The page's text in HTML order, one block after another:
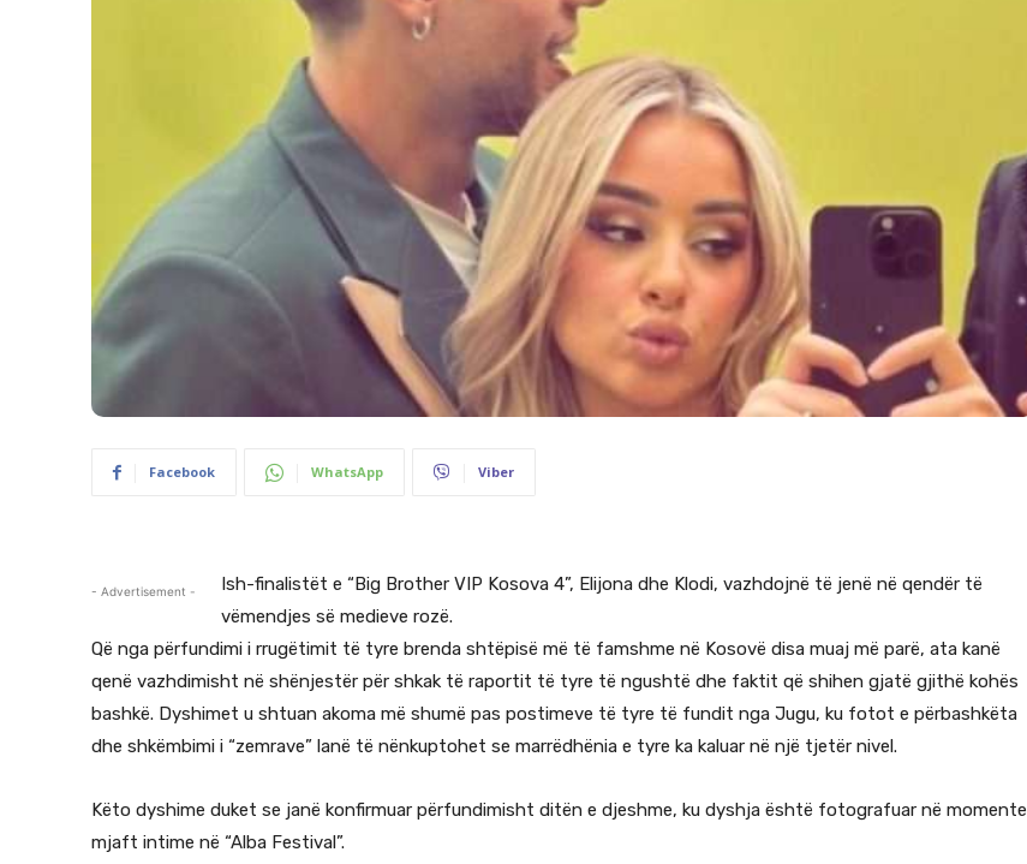
Facebook WhatsApp Viber
- Advertisement -
Ish-finalistët e “Big Brother VIP Kosova 4”, Elijona dhe Klodi, vazhdojnë të jenë në qendër të
vëmendjes së medieve rozë.
Që nga përfundimi i rrugëtimit të tyre brenda shtëpisë më të famshme në Kosovë disa muaj më parë, ata kanë
qenë vazhdimisht në shënjestër për shkak të raportit të tyre të ngushtë dhe faktit që shihen gjatë gjithë kohës
bashkë. Dyshimet u shtuan akoma më shumë pas postimeve të tyre të fundit nga Jugu, ku fotot e përbashkëta
dhe shkëmbimi i “zemrave” lanë të nënkuptohet se marrëdhënia e tyre ka kaluar në një tjetër nivel.
Këto dyshime duket se janë konfirmuar përfundimisht ditën e djeshme, ku dyshja është fotografuar në momente
mjaft intime në “Alba Festival”.